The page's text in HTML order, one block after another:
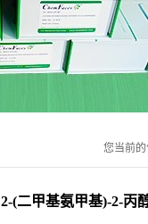
您当前的
2-(二甲基氨甲基)-2-丙